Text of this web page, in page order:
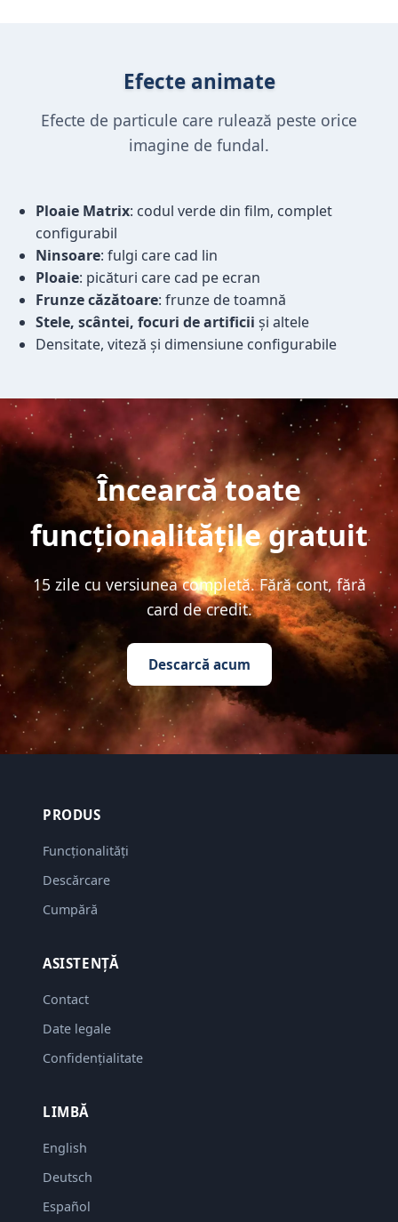
Efecte animate
Efecte de particule care rulează peste orice
imagine de fundal.
Ploaie Matrix: codul verde din film, complet
configurabil
Ninsoare: fulgi care cad lin
Ploaie: picături care cad pe ecran
Frunze căzătoare: frunze de toamnă
Stele, scântei, focuri de artificii și altele
Densitate, viteză și dimensiune configurabile
Încearcă toate
funcționalitățile gratuit
15 zile cu versiunea completă. Fără cont, fără
card de credit.
Descarcă acum
PRODUS
Funcționalități
Descărcare
Cumpără
ASISTENȚĂ
Contact
Date legale
Confidențialitate
LIMBĂ
English
Deutsch
Español